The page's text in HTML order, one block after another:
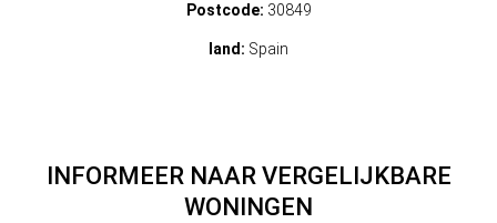
Postcode: 30849
land: Spain
INFORMEER NAAR VERGELIJKBARE
WONINGEN